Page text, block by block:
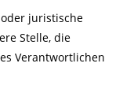
juristische
Stelle, die
Verantwortlichen